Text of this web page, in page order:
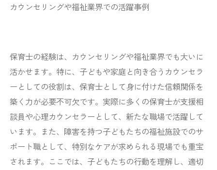
カウンセリングや福祉業界での活躍事例
保育士の経験は、カウンセリングや福祉業界でも大いに
活かせます。特に、子どもや家庭と向き合うカウンセラ
ーとしての役割は、保育士として身に付けた信頼関係を
築く力が必要不可欠です。実際に多くの保育士が支援相
談員や心理カウンセラーとして、新たな職場で活躍して
います。また、障害を持つ子どもたちの福祉施設でのサ
ポート職として、特別なケアが求められる現場でも重宝
されます。ここでは、子どもたちの行動を理解し、適切